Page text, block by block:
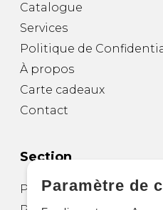
Catalogue
Services
Politique de
À propos
Carte cadeaux
Contact
Section
Partitions pour guitare
Paramètre de